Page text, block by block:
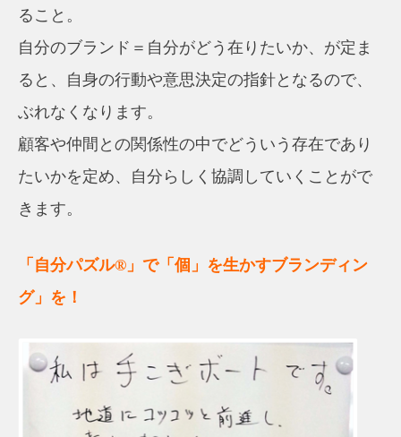
ること。
自分のブランド＝自分がどう在りたいか、が定ま
ると、自身の行動や意思決定の指針となるので、
ぶれなくなります。
顧客や仲間との関係性の中でどういう存在であり
たいかを定め、自分らしく協調していくことがで
きます。
「自分パズル®」で「個」を生かすブランディン
グ」を！